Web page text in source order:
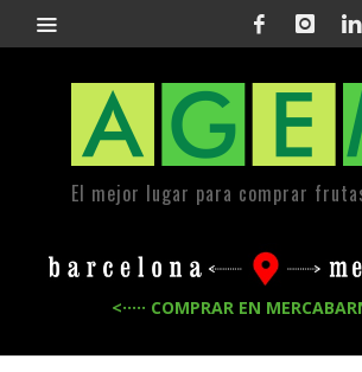
El mejor lugar para comprar
<····· COMPRAR EN